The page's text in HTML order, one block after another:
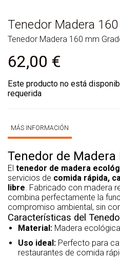
Tenedor Madera
Tenedor Madera 160 mm
62,00 €
Este producto no está
requerida
MÁS INFORMACIÓN
Tenedor de Madera
El tenedor de madera
servicios de comida rápida,
libre. Fabricado con madera
combina perfectamente la
compromiso ambiental, sin
Características del
Material: Madera
Uso ideal: Perfecto para
restaurantes de comida